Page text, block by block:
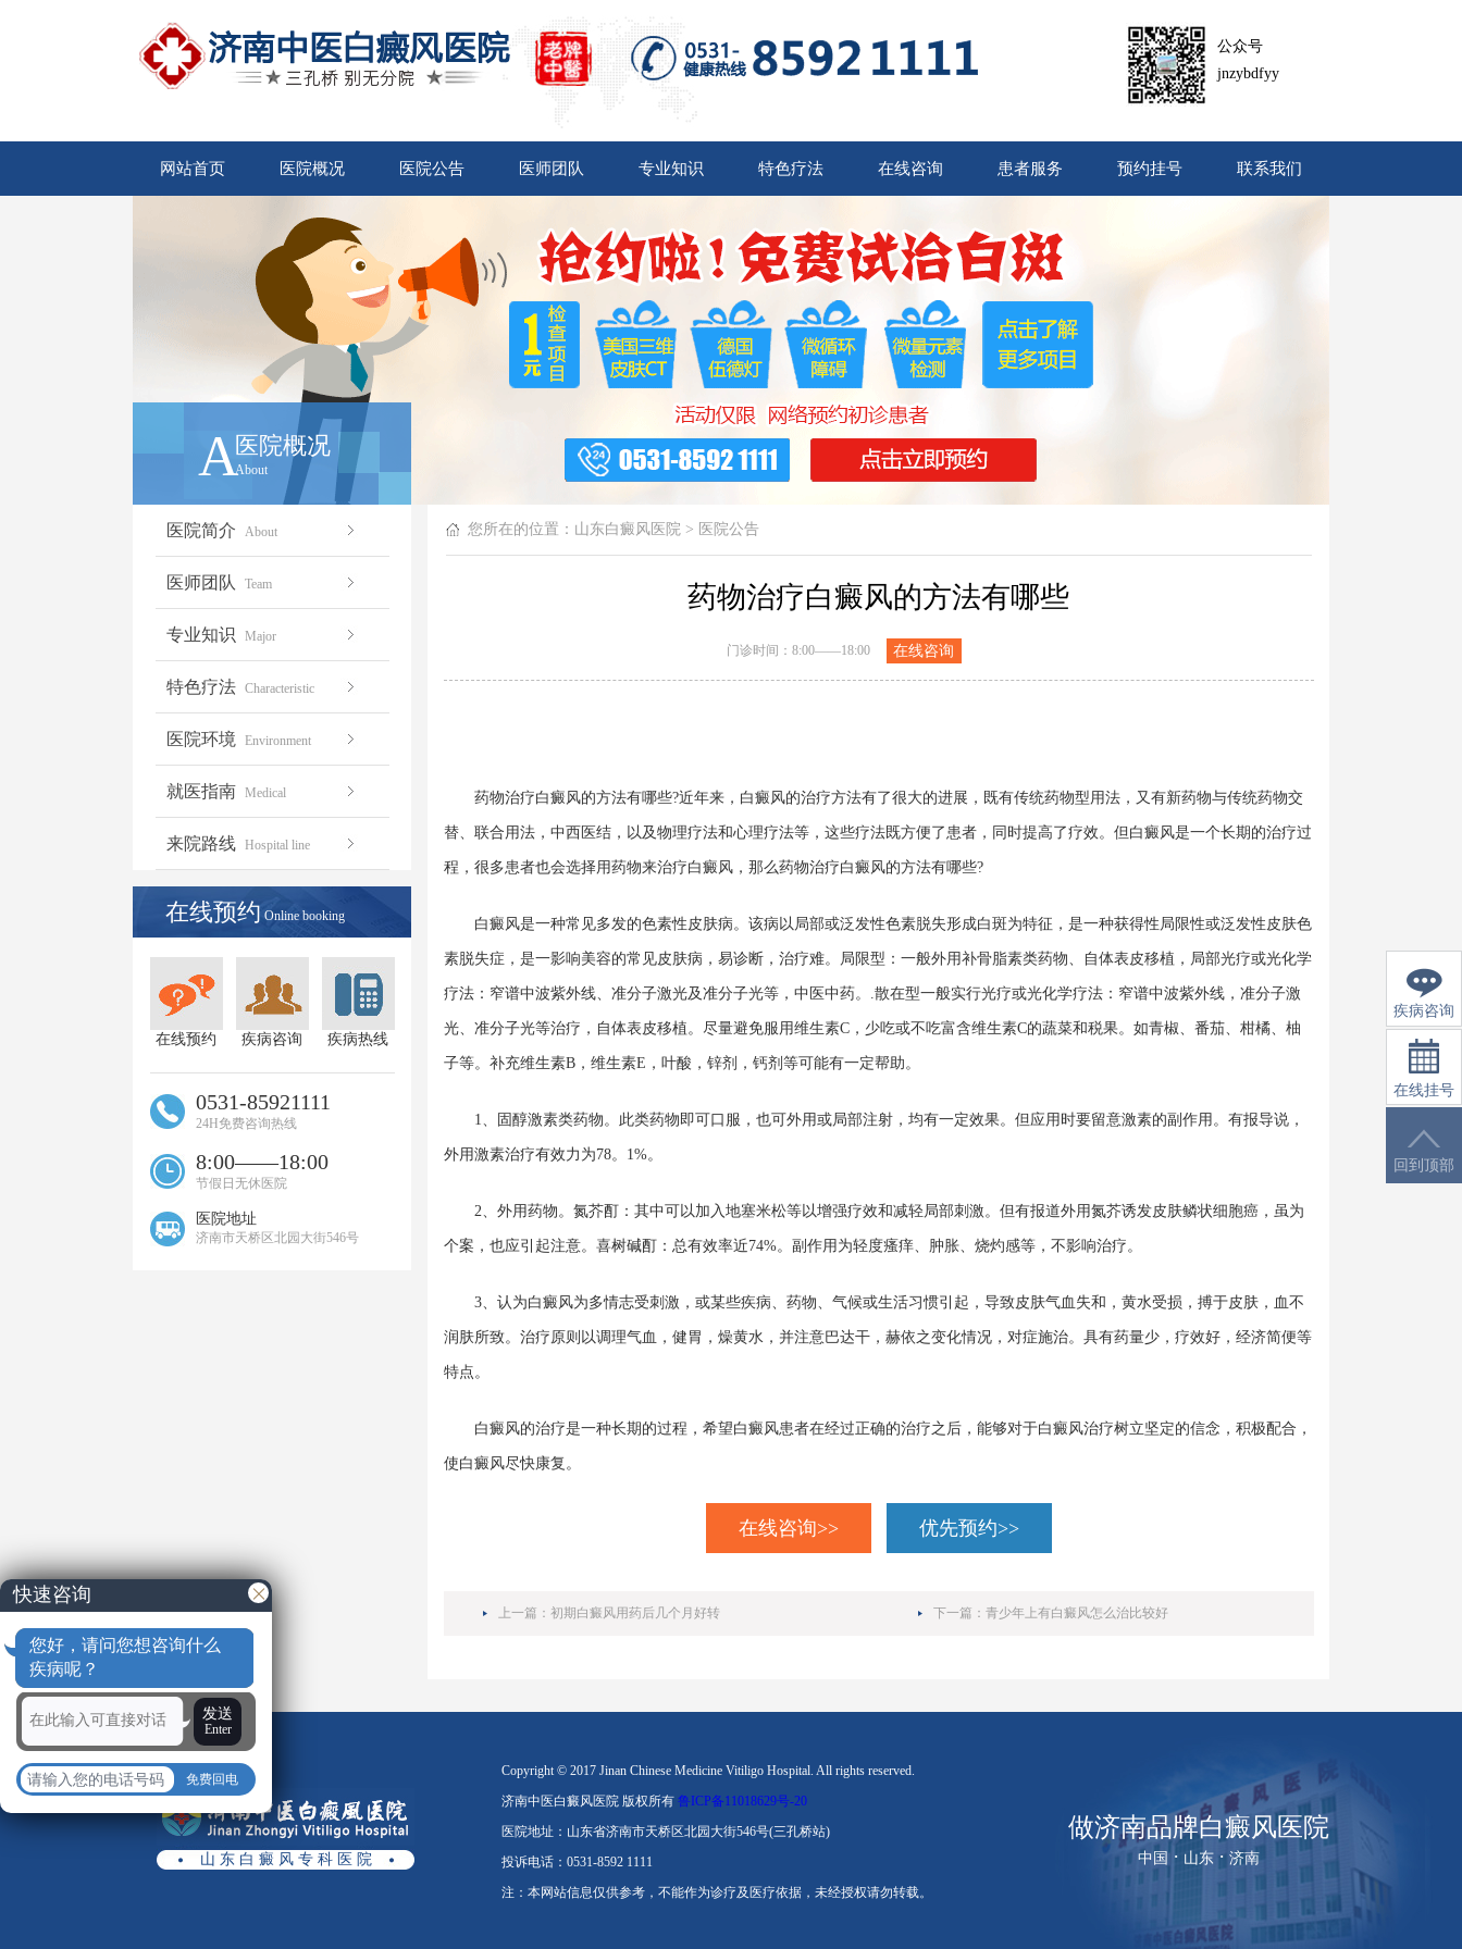
公众号
jnzybdfyy
网站首页 医院概况 医院公告 医师团队 专业知识 特色疗法 在线咨询 患者服务 预约挂号 联系我们
A医院概况
About
医院简介 About
医师团队 Team
专业知识 Major
特色疗法 Characteristic
医院环境 Environment
就医指南 Medical
来院路线 Hospital line
在线预约 Online booking
在线预约 疾病咨询 疾病热线
0531-85921111
24H免费咨询热线
8:00——18:00
节假日无休医院
医院地址
济南市天桥区北园大街546号
您所在的位置： 山东白癜风医院> 医院公告
药物治疗白癜风的方法有哪些
门诊时间：8:00——18:00 在线咨询
药物治疗白癜风的方法有哪些?近年来，白癜风的治疗方法有了很大的进展，既有传统药物型用法，又有新药物与传统药物交
替、联合用法，中西医结，以及物理疗法和心理疗法等，这些疗法既方便了患者，同时提高了疗效。但白癜风是一个长期的治疗过
程，很多患者也会选择用药物来治疗白癜风，那么药物治疗白癜风的方法有哪些?
白癜风是一种常见多发的色素性皮肤病。该病以局部或泛发性色素脱失形成白斑为特征，是一种获得性局限性或泛发性皮肤色
素脱失症，是一影响美容的常见皮肤病，易诊断，治疗难。局限型：一般外用补骨脂素类药物、自体表皮移植，局部光疗或光化学
疗法：窄谱中波紫外线、准分子激光及准分子光等，中医中药。.散在型一般实行光疗或光化学疗法：窄谱中波紫外线，准分子激
光、准分子光等治疗，自体表皮移植。尽量避免服用维生素C，少吃或不吃富含维生素C的蔬菜和税果。如青椒、番茄、柑橘、柚
子等。补充维生素B，维生素E，叶酸，锌剂，钙剂等可能有一定帮助。
1、固醇激素类药物。此类药物即可口服，也可外用或局部注射，均有一定效果。但应用时要留意激素的副作用。有报导说，
外用激素治疗有效力为78。1%。
2、外用药物。氮芥酊：其中可以加入地塞米松等以增强疗效和减轻局部刺激。但有报道外用氮芥诱发皮肤鳞状细胞癌，虽为
个案，也应引起注意。喜树碱酊：总有效率近74%。副作用为轻度瘙痒、肿胀、烧灼感等，不影响治疗。
3、认为白癜风为多情志受刺激，或某些疾病、药物、气候或生活习惯引起，导致皮肤气血失和，黄水受损，搏于皮肤，血不
润肤所致。治疗原则以调理气血，健胃，燥黄水，并注意巴达干，赫依之变化情况，对症施治。具有药量少，疗效好，经济简便等
特点。
白癜风的治疗是一种长期的过程，希望白癜风患者在经过正确的治疗之后，能够对于白癜风治疗树立坚定的信念，积极配合，
使白癜风尽快康复。
在线咨询>> 优先预约>>
上一篇： 初期白癜风用药后几个月好转 下一篇： 青少年上有白癜风怎么治比较好
山 东 白 癜 风 专 科 医 院
Copyright © 2017 Jinan Chinese Medicine Vitiligo Hospital. All rights reserved.
济南中医白癜风医院 版权所有 鲁ICP备11018629号-20
医院地址：山东省济南市天桥区北园大街546号(三孔桥站)
投诉电话：0531-8592 1111
注：本网站信息仅供参考，不能作为诊疗及医疗依据，未经授权请勿转载。
做济南品牌白癜风医院
中国 · 山东 · 济南
疾病咨询
在线挂号
回到顶部
快速咨询
您好，请问您想咨询什么
疾病呢？
发送
Enter
免费回电